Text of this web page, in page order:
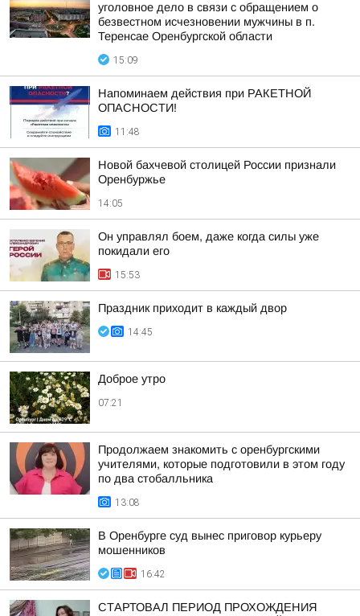
уголовное дело в связи с обращением о
безвестном исчезновении мужчины в п.
Теренсае Оренбургской области
15:09
Напоминаем действия при РАКЕТНОЙ
ОПАСНОСТИ!
11:48
Новой бахчевой столицей России признали
Оренбуржье
14:05
Он управлял боем, даже когда силы уже
покидали его
15:53
Праздник приходит в каждый двор
14:45
Доброе утро
07:21
Продолжаем знакомить с оренбургскими
учителями, которые подготовили в этом году
по два стобалльника
13:08
В Оренбурге суд вынес приговор курьеру
мошенников
16:42
СТАРТОВАЛ ПЕРИОД ПРОХОЖДЕНИЯ